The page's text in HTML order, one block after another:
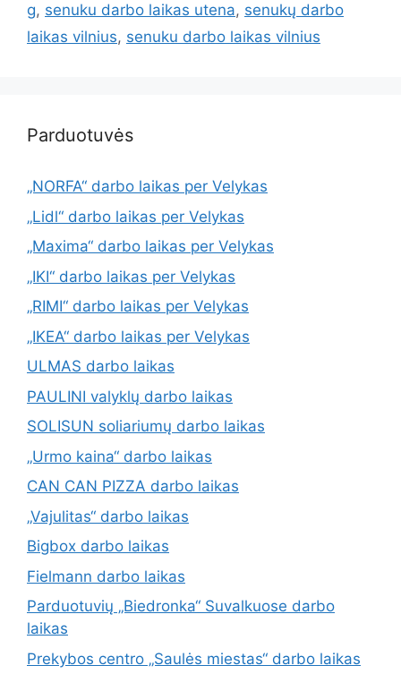
g, senuku darbo laikas utena, senukų darbo
laikas vilnius, senuku darbo laikas vilnius
Parduotuvės
„NORFA“ darbo laikas per Velykas
„Lidl“ darbo laikas per Velykas
„Maxima“ darbo laikas per Velykas
„IKI“ darbo laikas per Velykas
„RIMI“ darbo laikas per Velykas
„IKEA“ darbo laikas per Velykas
ULMAS darbo laikas
PAULINI valyklų darbo laikas
SOLISUN soliariumų darbo laikas
„Urmo kaina“ darbo laikas
CAN CAN PIZZA darbo laikas
„Vajulitas“ darbo laikas
Bigbox darbo laikas
Fielmann darbo laikas
Parduotuvių „Biedronka“ Suvalkuose darbo
laikas
Prekybos centro „Saulės miestas“ darbo laikas